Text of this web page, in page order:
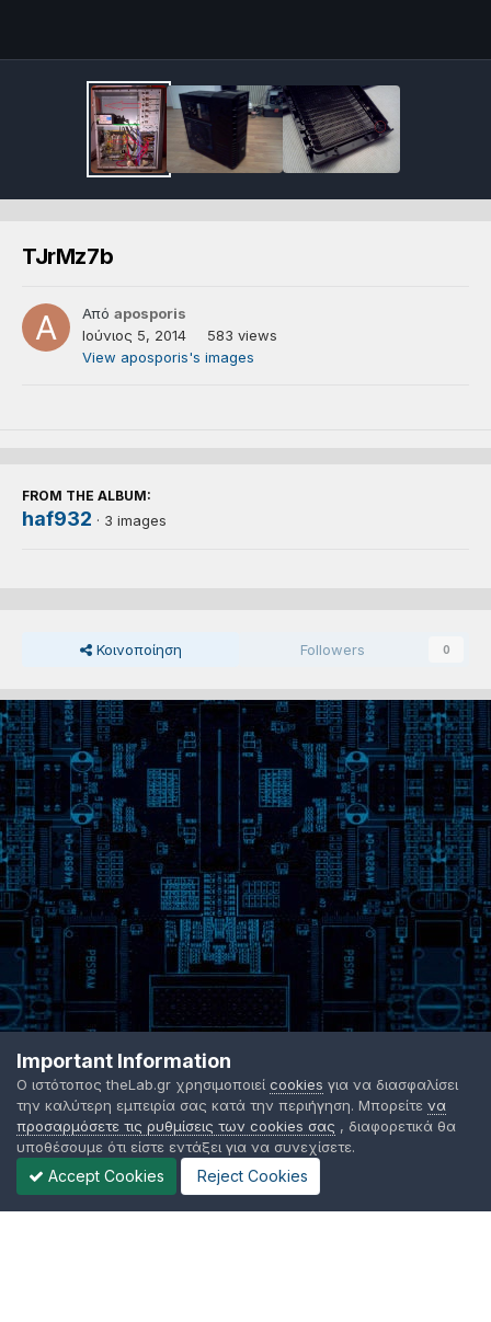
TJrMz7b
Από aposporis
Ιούνιος 5, 2014
583 views
View aposporis's images
FROM THE ALBUM:
haf932 · 3 images
Κοινοποίηση Followers 0
Important Information
Ο ιστότοπος theLab.gr χρησιμοποιεί cookies για να διασφαλίσει
την καλύτερη εμπειρία σας κατά την περιήγηση. Μπορείτε να
προσαρμόσετε τις ρυθμίσεις των cookies σας , διαφορετικά θα
υποθέσουμε ότι είστε εντάξει για να συνεχίσετε.
Accept Cookies Reject Cookies